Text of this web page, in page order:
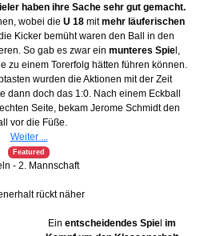
haben ihre Sache sehr gut gemacht.
wobei die U 18mitmehr läuferischen
Kicker bemüht waren den Ball in den
So gab es zwar ein munteres Spiel,
zu einem Torerfolg hätten führen können.
wurden die Aktionen mit der Zeit
dann doch das 1:0. Nach einem Eckball
Seite, bekam Jerome Schmidt den
vor die Füße.
Weiter ...
Featured
- 2. Mannschaft
rückt näher
Ein entscheidendes Spiel im